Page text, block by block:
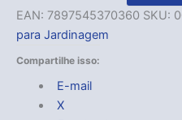
EAN: 7897545370360 SKU:
para Jardinagem
Compartilhe isso:
E-mail
X